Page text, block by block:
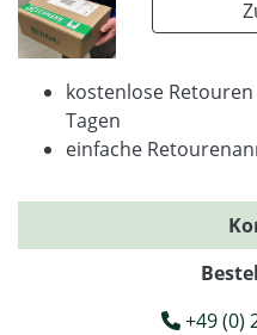
kostenlose
Tagen
einfache
+49 (0)